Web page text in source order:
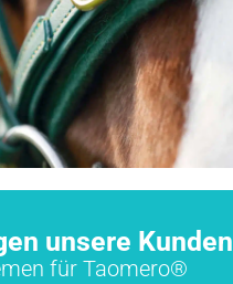
unsere Kunden
für Taomero®